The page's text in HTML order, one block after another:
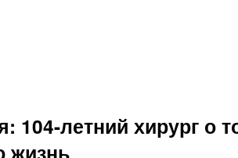
104-летний хирург о